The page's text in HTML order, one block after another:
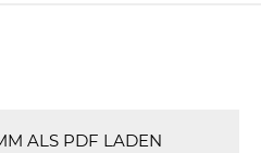
ALS PDF LADEN